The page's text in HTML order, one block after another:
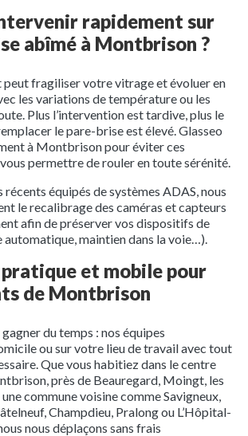
rapidement sur
abîmé à Montbrison ?
peut fragiliser votre vitrage et évoluer en
les variations de température ou les
Plus l’intervention est tardive, plus le
le pare-brise est élevé. Glasseo
à Montbrison pour éviter ces
permettre de rouler en toute sérénité.
récents équipés de systèmes ADAS, nous
le recalibrage des caméras et capteurs
afin de préserver vos dispositifs de
maintien dans la voie…).
et mobile pour
de Montbrison
du temps : nos équipes
ou sur votre lieu de travail avec tout
Que vous habitiez dans le centre
près de Beauregard, Moingt, les
une commune voisine comme Savigneux,
Champdieu, Pralong ou L’Hôpital-
nous déplaçons sans frais